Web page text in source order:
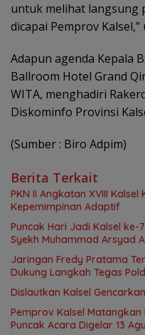
untuk melihat langsung
dicapai Pemprov
Adapun agenda Kepala
Ballroom Hotel Grand
WITA, menghadiri
Diskominfo Provinsi
(Sumber : Biro Adpim)
Berita Terkait
PKN II Angkatan XVIII
Kepemimpinan Adaptif
Puncak Hari Jadi Kalsel ke-
Syekh Muhammad Arsyad
Jaringan Fredy Pratama
Dukung Langkah Tegas
Dislautkan Kalsel
Pemprov Kalsel
Puncak Acara Digelar 13